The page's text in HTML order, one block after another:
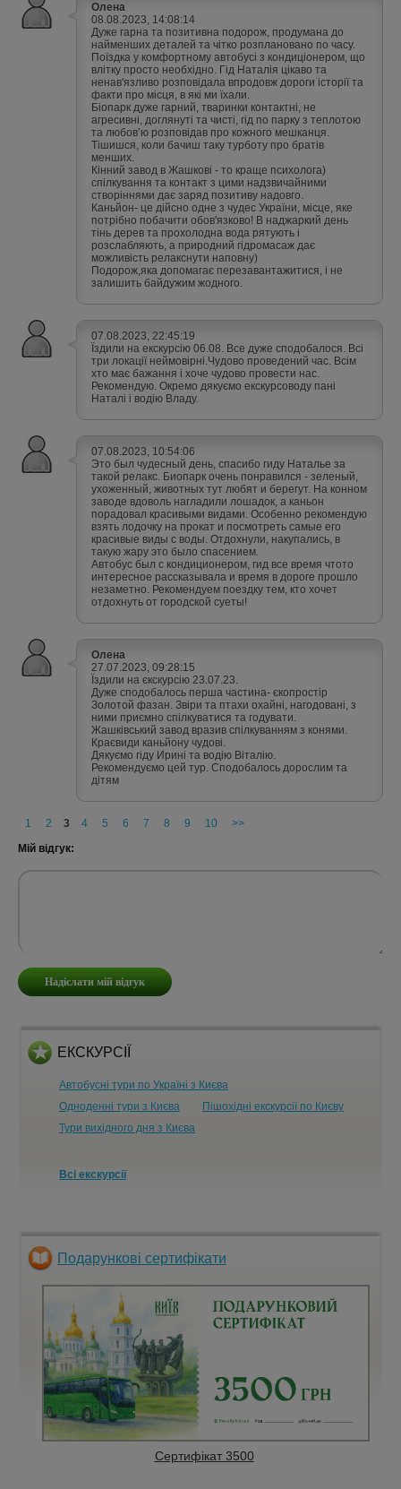
Олена
08.08.2023, 14:08:14
Дуже гарна та позитивна подорож, продумана до
найменших деталей та чітко розплановано по часу.
Поїздка у комфортному автобусі з кондиціонером, що
влітку просто необхідно. Гід Наталія цікаво та
ненав'язливо розповідала впродовж дороги історії та
факти про місця, в які ми їхали.
Біопарк дуже гарний, тваринки контактні, не
агресивні, доглянуті та чисті, гід по парку з теплотою
та любов’ю розповідав про кожного мешканця.
Тішишся, коли бачиш таку турботу про братів
менших.
Кінний завод в Жашкові - то краще психолога)
спілкування та контакт з цими надзвичайними
створіннями дає заряд позитиву надовго.
Каньйон- це дійсно одне з чудес України, місце, яке
потрібно побачити обов'язково! В наджаркий день
тінь дерев та прохолодна вода рятують і
розслабляють, а природний гідромасаж дає
можливість релакснути наповну)
Подорож,яка допомагає перезавантажитися, і не
залишить байдужим жодного.
07.08.2023, 22:45:19
Їздили на екскурсію 06.08. Все дуже сподобалося. Всі
три локації неймовірні.Чудово проведений час. Всім
хто має бажання і хоче чудово провести нас.
Рекомендую. Окремо дякуємо екскурсоводу пані
Наталі і водію Владу.
07.08.2023, 10:54:06
Это был чудесный день, спасибо гиду Наталье за
такой релакс. Биопарк очень понравился - зеленый,
ухоженный, животных тут любят и берегут. На конном
заводе вдоволь нагладили лошадок, а каньон
порадовал красивыми видами. Особенно рекомендую
взять лодочку на прокат и посмотреть самые его
красивые виды с воды. Отдохнули, накупались, в
такую жару это было спасением.
Автобус был с кондиционером, гид все время чтото
интересное рассказывала и время в дороге прошло
незаметно. Рекомендуем поездку тем, кто хочет
отдохнуть от городской суеты!
Олена
27.07.2023, 09:28:15
Їздили на єкскурсію 23.07.23.
Дуже сподобалось перша частина- єкопростір
Золотой фазан. Звіри та птахи охайні, нагодовані, з
ними приємно спілкуватися та годувати.
Жашківський завод вразив спілкуванням з конями.
Краєвиди каньйону чудові.
Дякуємо гіду Ирині та водію Віталію.
Рекомендуємо цей тур. Сподобалось дорослим та
дітям
1 2 3 4 5 6 7 8 9 10
>>
Мій відгук:
ЕКСКУРСІЇ
Автобусні тури по Україні з Києва
Одноденні тури з Києва
Пішохідні екскурсії по Києву
Тури вихідного дня з Києва
Всі екскурсії
Подарункові сертифікати
Сертифікат 3500